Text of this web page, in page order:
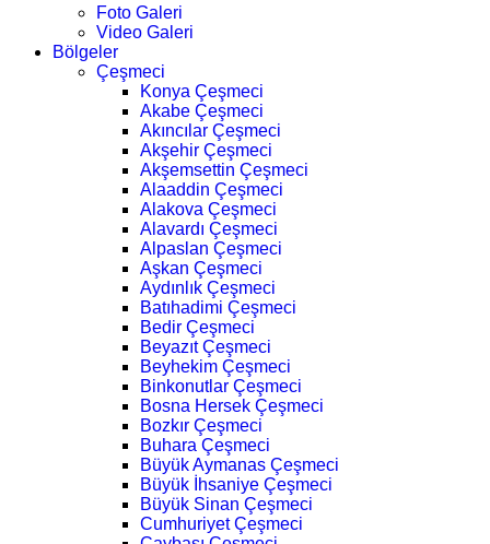
Foto Galeri
Video Galeri
Bölgeler
Çeşmeci
Konya Çeşmeci
Akabe Çeşmeci
Akıncılar Çeşmeci
Akşehir Çeşmeci
Akşemsettin Çeşmeci
Alaaddin Çeşmeci
Alakova Çeşmeci
Alavardı Çeşmeci
Alpaslan Çeşmeci
Aşkan Çeşmeci
Aydınlık Çeşmeci
Batıhadimi Çeşmeci
Bedir Çeşmeci
Beyazıt Çeşmeci
Beyhekim Çeşmeci
Binkonutlar Çeşmeci
Bosna Hersek Çeşmeci
Bozkır Çeşmeci
Buhara Çeşmeci
Büyük Aymanas Çeşmeci
Büyük İhsaniye Çeşmeci
Büyük Sinan Çeşmeci
Cumhuriyet Çeşmeci